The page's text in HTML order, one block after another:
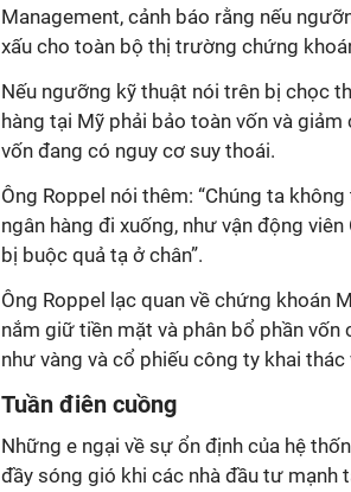
Management, cảnh báo rằng nếu
xấu cho toàn bộ thị trường chứng
Nếu ngưỡng kỹ thuật nói trên bị chọc
hàng tại Mỹ phải bảo toàn vốn và
vốn đang có nguy cơ suy thoái.
Ông Roppel nói thêm: “Chúng ta
ngân hàng đi xuống, như vận động
bị buộc quả tạ ở chân”.
Ông Roppel lạc quan về chứng khoán
nắm giữ tiền mặt và phân bổ phần
như vàng và cổ phiếu công ty khai thác
Tuần điên cuồng
Những e ngại về sự ổn định của hệ
đầy sóng gió khi các nhà đầu tư